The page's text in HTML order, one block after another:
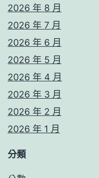
2026 年 8 月
2026 年 7 月
2026 年 6 月
2026 年 5 月
2026 年 4 月
2026 年 3 月
2026 年 2 月
2026 年 1 月
分類